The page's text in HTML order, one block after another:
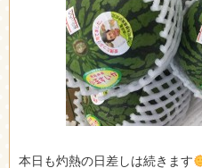
本日も灼熱の日差しは続きます